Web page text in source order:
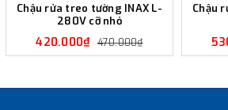
Chậu rửa treo tường INAX L-
280V cỡ nhỏ
420.000₫ 470.000₫
Chậu